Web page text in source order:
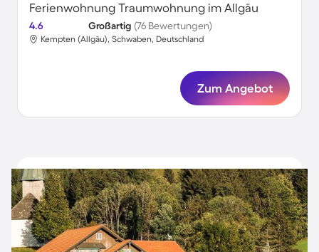
Ferienwohnung Traumwohnung im Allgäu
4.6 Großartig (76 Bewertungen)
Kempten (Allgäu), Schwaben, Deutschland
Zum Angebot